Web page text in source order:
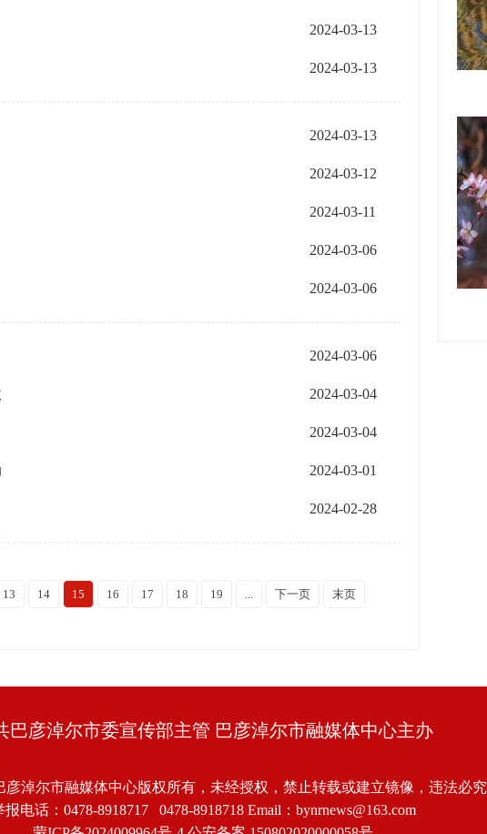
2024-03-13
2024-03-13
2024-03-13
2024-03-12
2024-03-11
2024-03-06
2024-03-06
2024-03-06
2024-03-04
2024-03-04
2024-03-01
2024-02-28
13 14 15 16 17 18 19 ... 下一页 末页
巴彦淖尔市委宣传部主管 巴彦淖尔市融媒体中心主办
彦淖尔市融媒体中心版权所有，未经授权，禁止转载或建立镜像，违法必究
报电话：0478-8918717 0478-8918718 Email：bynrnews@163.com